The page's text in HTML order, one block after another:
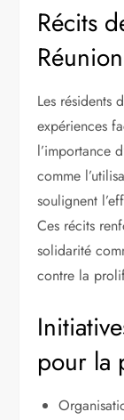
Récits
Réunion
Les résidents
expériences
l’importance
comme
soulignent
Ces récits
solidarité
contre la
pour la